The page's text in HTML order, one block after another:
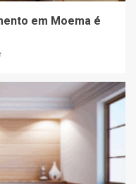
em Moema é